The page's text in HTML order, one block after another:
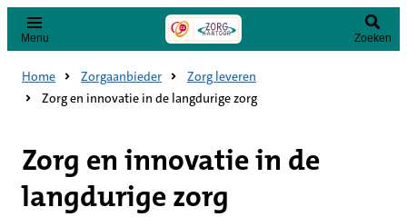
Menu Zoeken
Home Zorgaanbieder
Zorg leveren
Zorg en innovatie in de langdurige zorg
Zorg en innovatie in de
langdurige zorg